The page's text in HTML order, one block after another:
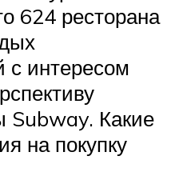
624 ресторана
с интересом
Subway. Какие
на покупку